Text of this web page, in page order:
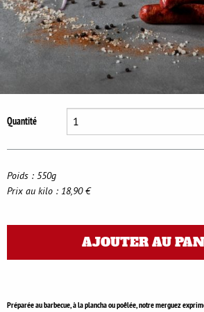
Quantité
Poids : 550g
Prix au kilo : 18,90 €
AJOUTER AU
Préparée au barbecue, à la plancha ou poêlée, notre merguez